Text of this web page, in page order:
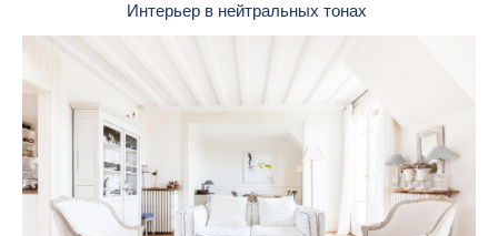
Интерьер в нейтральных тонах